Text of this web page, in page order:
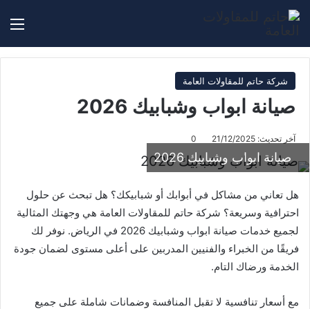
بحث
شركة حاتم للمقاولات العامة
صيانة ابواب وشبابيك 2026
آخر تحديث: 21/12/2025 0
صيانة ابواب وشبابيك 2026
هل تعاني من مشاكل في أبوابك أو شبابيكك؟ هل تبحث عن حلول
احترافية وسريعة؟ شركة حاتم للمقاولات العامة هي وجهتك المثالية
لجميع خدمات صيانة ابواب وشبابيك 2026 في الرياض. نوفر لك
فريقًا من الخبراء والفنيين المدربين على أعلى مستوى لضمان جودة
الخدمة ورضاك التام.
مع أسعار تنافسية لا تقبل المنافسة وضمانات شاملة على جميع